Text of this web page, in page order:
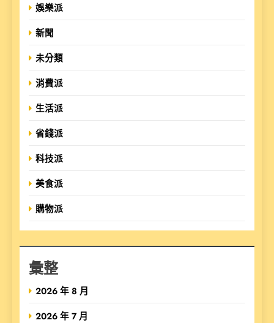
娛樂派
新聞
未分類
消費派
生活派
省錢派
科技派
美食派
購物派
彙整
2026 年 8 月
2026 年 7 月